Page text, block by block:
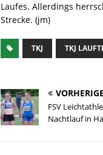
Laufes. Allerdings
Strecke. (jm)
TKJ TKJ
FSV
Nachtlauf in